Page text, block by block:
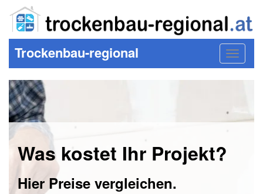
Toggle
Trockenbau-regional
Was kostet Ihr Projekt?
Hier Preise vergleichen.